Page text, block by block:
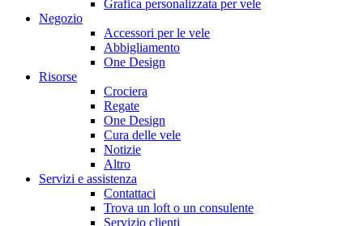
Grafica personalizzata per vele
Negozio
Accessori per le vele
Abbigliamento
One Design
Risorse
Crociera
Regate
One Design
Cura delle vele
Notizie
Altro
Servizi e assistenza
Contattaci
Trova un loft o un consulente
Servizio clienti